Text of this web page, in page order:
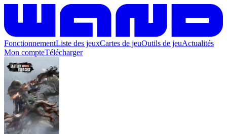
FonctionnementListe des jeuxCartes de jeuOutils de jeuActualités
Mon compteTélécharger